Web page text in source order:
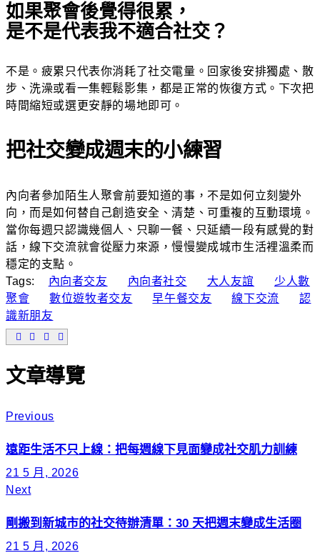
如果聚會後覺得很累，
是不是代表我不適合社交？
不是。疲累只代表你消耗了社交電量。回家後安排獨處、散
步、洗澡或看一集輕鬆影集，都是正常的恢復方式。下次把
時間縮短或選更安靜的場地即可。
把社交變成週末的小練習
內向者參加陌生人聚會前要知道的事，不是如何立刻變外
向，而是如何替自己創造安全、清楚、可重複的互動環境。
當你每週只認識幾個人、只聊一餐、只延續一段有感覺的對
話，線下交流就會從壓力來源，慢慢變成城市生活裡溫柔而
穩定的支點。
Tags:
內向者交友 內向者社交 大人友誼
少人數
聚會
數位遊牧者交友 早午餐交友 線下交流
認
識新朋友
文章導覽
Previous
遠距生活不只上線：把每週線下見面變成社交肌力訓練
21 5 月, 2026
Next
剛搬到新城市的社交待辦清單：30 天把週末變成生活圈
21 5 月, 2026